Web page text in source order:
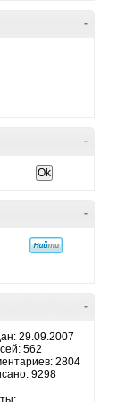
-
-
-
-
29.09.2007
562
2804
9298